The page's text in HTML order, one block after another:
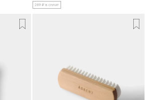
289 ₽ в сплит